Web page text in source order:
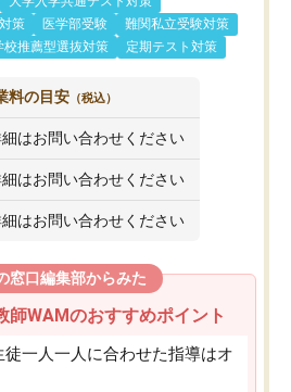
策
医学部受験
難関私立受験対策
校推薦型選抜対策
定期テスト対策
料の目安 （税込）
はお問い合わせください
はお問い合わせください
はお問い合わせください
窓口編集部からみた
師WAMのおすすめポイント
一人一人に合わせた指導はオ